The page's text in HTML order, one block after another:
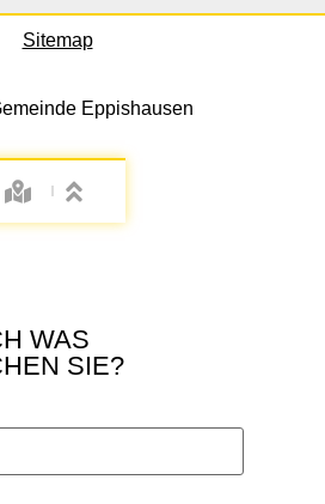
Sitemap
Eppishausen
WAS
SIE?